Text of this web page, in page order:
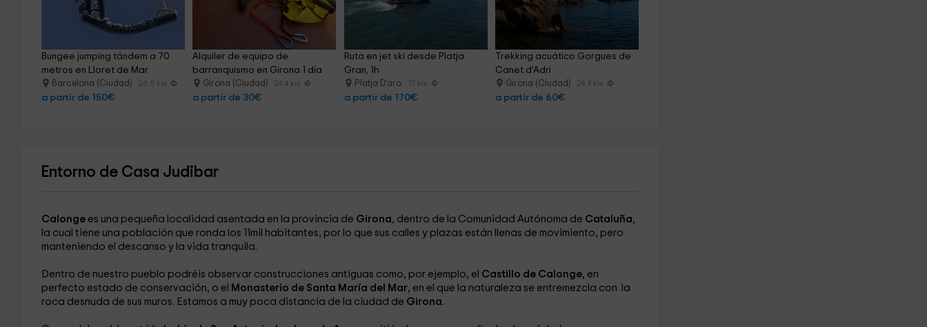
Bungee jumping tándem a 70
metros en Lloret de Mar
Barcelona (Ciudad) 26.5 km
a partir de 150€
Alquiler de equipo de
barranquismo en Girona 1 día
Girona (Ciudad) 24.4 km
a partir de 30€
Ruta en jet ski desde Platja
Gran, 1h
Platja D'aro 7.1 km
a partir de 170€
Trekking acuático Gorgues de
Canet d'Adri
Girona (Ciudad) 24.4 km
a partir de 60€
Entorno de Casa Judibar
Calonge es una pequeña localidad asentada en la provincia de Girona, dentro de la Comunidad Autónoma de Cataluña,
la cual tiene una población que ronda los 11mil habitantes, por lo que sus calles y plazas están llenas de movimiento, pero
manteniendo el descanso y la vida tranquila.
Dentro de nuestro pueblo podréis observar construcciones antiguas como, por ejemplo, el Castillo de Calonge, en
perfecto estado de conservación, o el
Monasterio de Santa María del Mar, en el que la naturaleza se entremezcla con la
roca desnuda de sus muros. Estamos a muy poca distancia de la ciudad de Girona.